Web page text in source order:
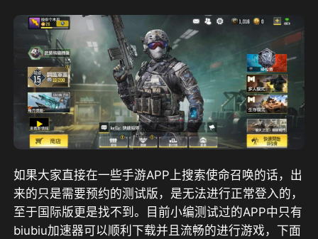
如果大家直接在一些手游APP上搜索使命召唤的话，出
来的只是需要预约的测试版，是无法进行正常登入的，
至于国际版更是找不到。目前小编测试过的APP中只有
biubiu加速器可以顺利下载并且流畅的进行游戏，下面